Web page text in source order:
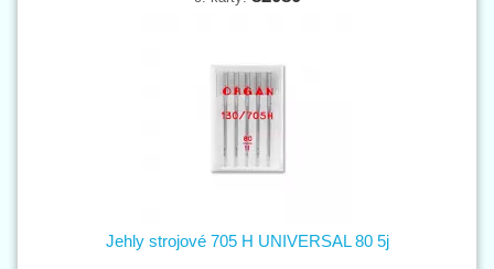
Jehly strojové 705 H UNIVERSAL 80 5j